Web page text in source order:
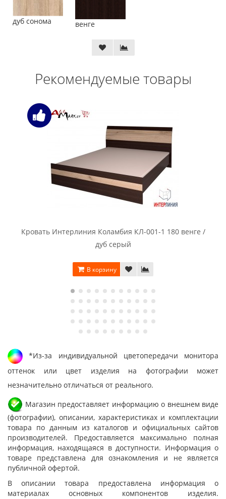
дуб сонома венге
Рекомендуемые товары
Кровать Интерлиния Коламбия КЛ-001-1 180 венге /
дуб серый
В корзину
*Из-за индивидуальной цветопередачи монитора
оттенок или цвет изделия на фотографии может
незначительно отличаться от реального.
Магазин предоставляет информацию о внешнем виде
(фотографии), описании, характеристиках и комплектации
товара по данным из каталогов и официальных сайтов
производителей. Предоставляется максимально полная
информация, находящаяся в доступности. Информация о
товаре представлена для ознакомления и не является
публичной офертой.
В описании товара предоставлена информация о
материалах основных компонентов изделия.